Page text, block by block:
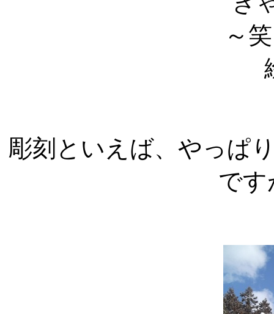
彫刻といえば、やっぱ
で